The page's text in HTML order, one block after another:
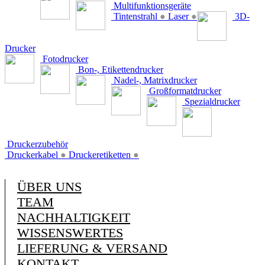
Multifunktionsgeräte
Tintenstrahl ● Laser ● 3D-
Drucker
Fotodrucker
Bon-, Etikettendrucker
Nadel-, Matrixdrucker
Großformatdrucker
Spezialdrucker
Druckerzubehör
Druckerkabel ● Druckeretiketten ●
ÜBER UNS
TEAM
NACHHALTIGKEIT
WISSENSWERTES
LIEFERUNG & VERSAND